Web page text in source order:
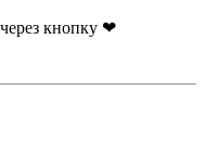
кнопку ❤